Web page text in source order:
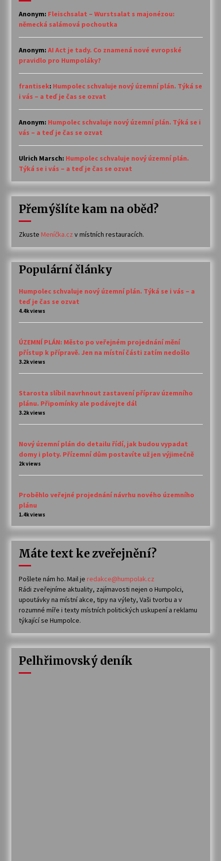
Anonym: Fleischsalat – Wurstsalat s majonézou:
německá salámová pochoutka
Anonym: AI Act je tady. Co znamená nové evropské
pravidlo pro Humpoláky?
frantisek: Humpolec schvaluje nový územní plán. Týká se
i vás – a teď je čas se ozvat
Anonym: Humpolec schvaluje nový územní plán. Týká se i
vás – a teď je čas se ozvat
Ulrich Marsch: Humpolec schvaluje nový územní plán.
Týká se i vás – a teď je čas se ozvat
Přemýšlíte kam na oběd?
Zkuste Meníčka.cz v místních restauracích.
Populární články
Humpolec schvaluje nový územní plán. Týká se i vás – a
teď je čas se ozvat
4.4k views
ÚZEMNÍ PLÁN: Město po veřejném projednání mění
přístup k přípravě. Jen na místní části zatím nedošlo
3.2k views
Starosta slíbil navrhnout zastavení příprav územního
plánu. Připomínky ale podávejte dál
3.2k views
Nový územní plán do detailu řídí, jak budou vypadat
domy i ploty. Přízemní dům postavíte už jen výjimečně
2k views
Proběhlo veřejné projednání návrhu nového územního
plánu
1.4k views
Máte text ke zveřejnění?
Pošlete nám ho. Mail je redakce@humpolak.cz
Rádi zveřejníme aktuality, zajímavosti nejen o Humpolci,
upoutávky na místní akce, tipy na výlety, Vaši tvorbu a v
rozumné míře i texty místních politických uskupení a reklamu
týkající se Humpolce.
Pelhřimovský deník